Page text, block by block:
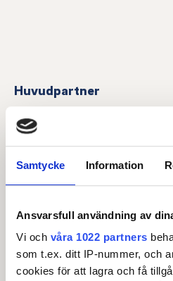
Samtycke Information
Ansvarsfull användning av
Vi och våra 1022 partners
som t.ex. ditt IP-nummer, och
cookies för att lagra och få
Huvudpartner
Officiella partners